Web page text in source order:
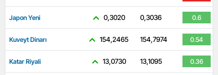
Japon Yeni 0,3020 0,3036 0.6
Kuveyt Dinarı 154,2465 154,7974 0.54
Katar Riyali 13,0730 13,1095 0.36